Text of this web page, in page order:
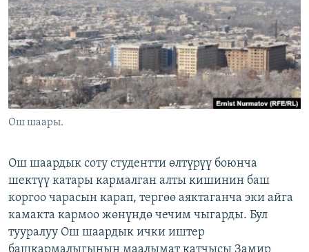
ЭЖЕ-СИҢДИЛЕР
АЗАТТЫК+
ЫҢГАЙСЫЗ СУРООЛОР
ОНЛАЙН ШЕРИНЕ
ЭЕ/АРнун бардык сайттары
Ош шаары.
Ош шаардык соту студентти өлтүрүү боюнча
шектүү катары кармалган алты кишинин баш
коргоо чарасын карап, тергөө аяктаганча эки айга
камакта кармоо жөнүндө чечим чыгарды. Бул
тууралуу Ош шаардык ички иштер